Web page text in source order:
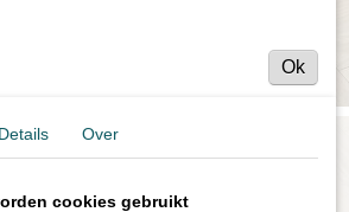
Ok
Details Over
cookies gebruikt